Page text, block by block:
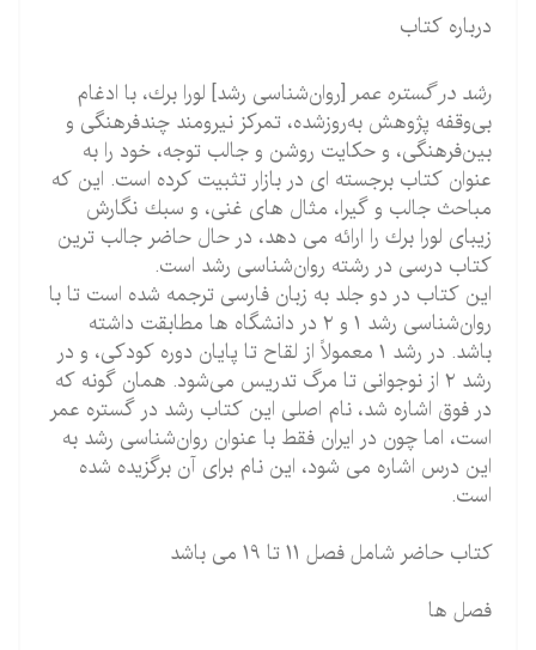
درباره كتاب
رشد در گستره عمر [روان‌شناسی رشد] لورا برك، با ادغام
بی‌وقفه پژوهش به‌روزشده، تمركز نیرومند چندفرهنگی و
بین‌فرهنگی، و حكایت روشن و جالب توجه، خود را به
عنوان كتاب برجسته ای در بازار تثبیت كرده است. این كه
مباحث جالب و گیرا، مثال های غنی، و سبك نگارش
زیبای لورا برك را ارائه می دهد، در حال حاضر جالب ترین
كتاب درسی در رشته روان‌شناسی رشد است.
این كتاب در دو جلد به زبان فارسی ترجمه شده است تا با
روان‌شناسی رشد ۱ و ۲ در دانشگاه ها مطابقت داشته
باشد. در رشد ۱ معمولاً از لقاح تا پایان دوره كودكی، و در
رشد ۲ از نوجوانی تا مرگ تدریس می‌شود. همان گونه كه
در فوق اشاره شد، نام اصلی این كتاب رشد در گستره عمر
است، اما چون در ایران فقط با عنوان روان‌شناسی رشد به
این درس اشاره می شود، این نام برای آن برگزیده شده
است.
کتاب حاضر شامل فصل 11 تا 19 می باشد
فصل ها